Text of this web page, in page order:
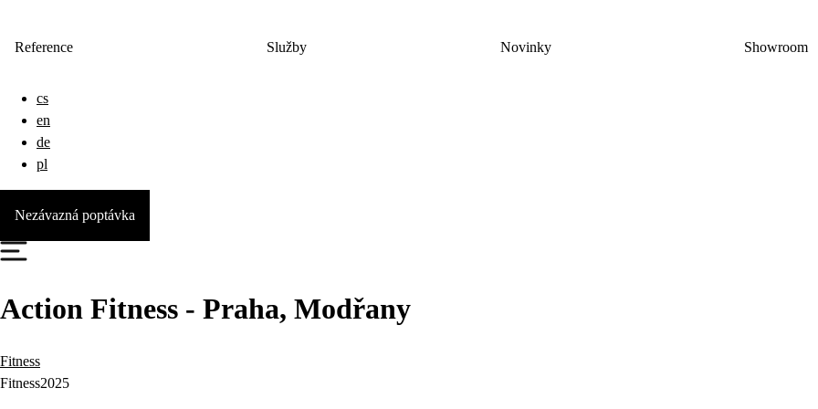
Reference Služby Novinky Showroom
cs
en
de
pl
Nezávazná poptávka
Action Fitness - Praha, Modřany
Fitness
Fitness2025